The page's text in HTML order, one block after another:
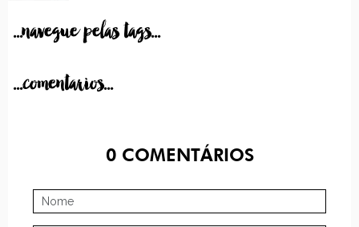
...navegue pelas tags...
...comentarios...
0COMENTÁRIOS